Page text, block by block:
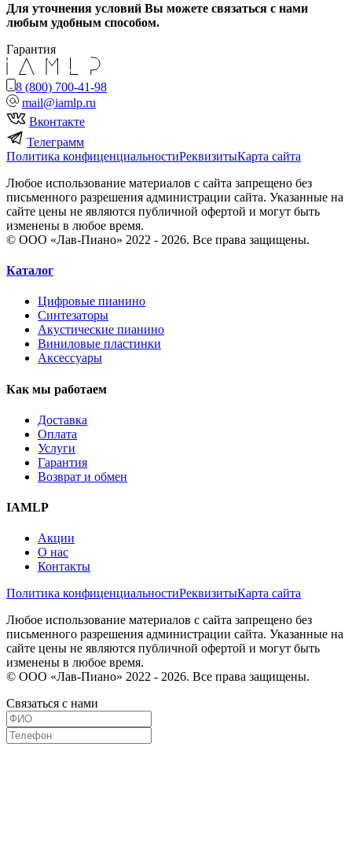
Для уточнения условий Вы можете связаться с нами
любым удобным способом.
Гарантия
8 (800) 700-41-98
mail@iamlp.ru
Вконтакте
Телеграмм
Политика конфиценциальностиРеквизитыКарта сайта
Любое использование материалов с сайта запрещено без
письменного разрешения администрации сайта. Указанные на
сайте цены не являются публичной офертой и могут быть
изменены в любое время.
© ООО «Лав-Пиано» 2022 - 2026. Все права защищены.
Каталог
Цифровые пианино
Синтезаторы
Акустические пианино
Виниловые пластинки
Аксессуары
Как мы работаем
Доставка
Оплата
Услуги
Гарантия
Возврат и обмен
IAMLP
Акции
О нас
Контакты
Политика конфиценциальностиРеквизитыКарта сайта
Любое использование материалов с сайта запрещено без
письменного разрешения администрации сайта. Указанные на
сайте цены не являются публичной офертой и могут быть
изменены в любое время.
© ООО «Лав-Пиано» 2022 - 2026. Все права защищены.
Связаться с нами